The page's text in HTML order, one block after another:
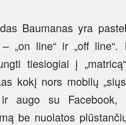
Baumanas yra
„on line“ ir „off line“.
tiesiogiai į
kokį nors mobilų
augo su Facebook,
be nuolatos